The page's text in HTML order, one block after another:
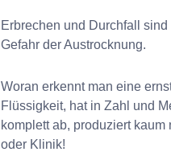
Erbrechen und Durchfall
Gefahr der Austrocknung.
Woran erkennt man eine
Flüssigkeit, hat in Zahl und
komplett ab, produziert
oder Klinik!